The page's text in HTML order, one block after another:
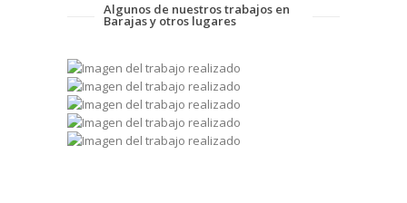
Algunos de nuestros trabajos en
Barajas y otros lugares